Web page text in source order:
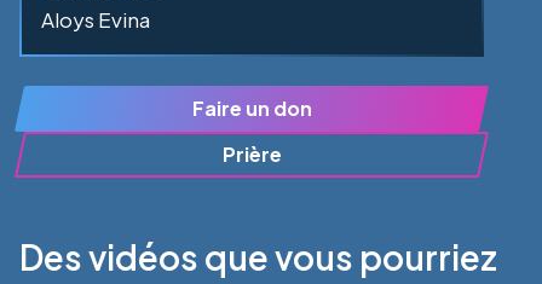
Aloys Evina
Faire un don
Prière
Des vidéos que vous pourriez